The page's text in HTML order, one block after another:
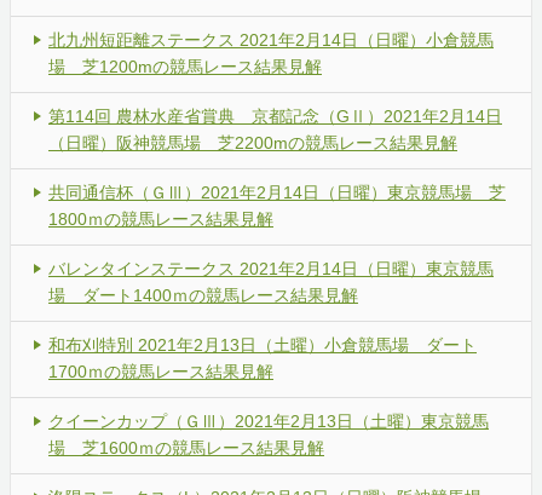
北九州短距離ステークス 2021年2月14日（日曜）小倉競馬
場 芝1200mの競馬レース結果見解
第114回 農林水産省賞典 京都記念（GⅡ）2021年2月14日
（日曜）阪神競馬場 芝2200mの競馬レース結果見解
共同通信杯（ＧⅢ）2021年2月14日（日曜）東京競馬場 芝
1800ｍの競馬レース結果見解
バレンタインステークス 2021年2月14日（日曜）東京競馬
場 ダート1400ｍの競馬レース結果見解
和布刈特別 2021年2月13日（土曜）小倉競馬場 ダート
1700ｍの競馬レース結果見解
クイーンカップ（ＧⅢ）2021年2月13日（土曜）東京競馬
場 芝1600ｍの競馬レース結果見解